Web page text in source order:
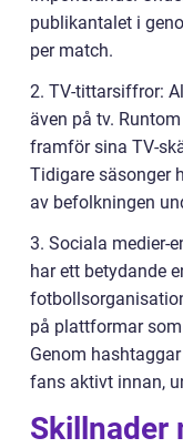
publikantalet i
per match.
2. TV-tittarsiffror:
även på tv.
framför sina TV-
Tidigare säsonger
av befolkningen
3. Sociala medier-
har ett betydande
på plattformar
Genom
fans aktivt innan,
Skillnader